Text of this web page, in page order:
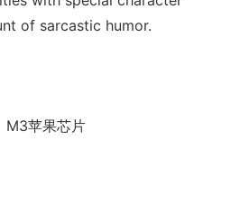
of sarcastic humor.
M3苹果芯片